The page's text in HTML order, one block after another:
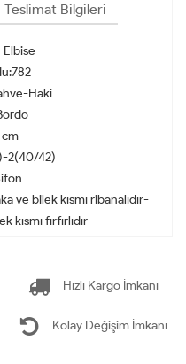
Teslimat Bilgileri
Haki
cm
2(40/42)
ve bilek kısmı ribanalıdır-
fırfırlıdır
Hızlı Kargo İmkanı
Kolay Değişim İmkanı